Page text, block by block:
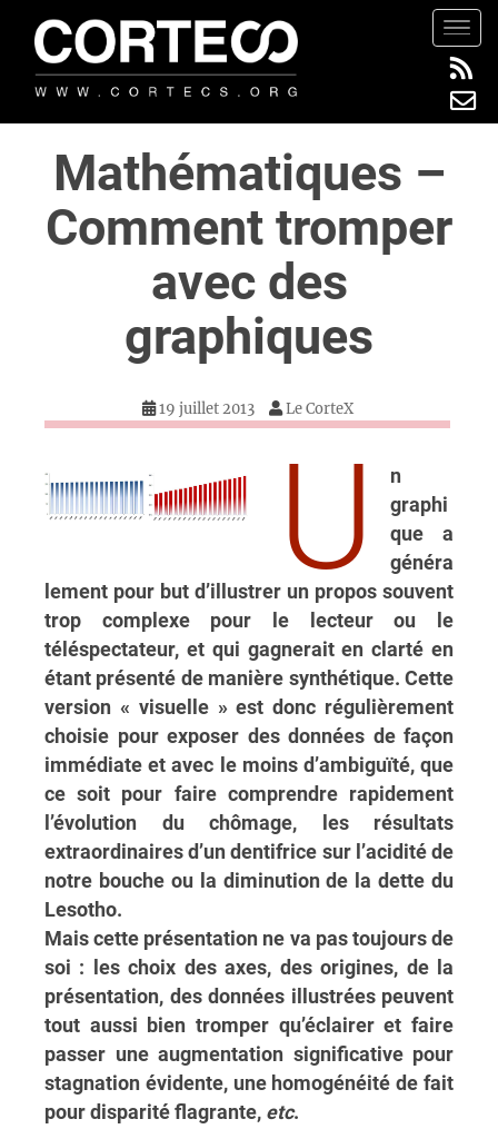
t
Mathématiques –
Comment tromper
avec des
graphiques
19 juillet 2013 Le CorteX
U
n
graphi
que a
généra
lement pour but d’illustrer un propos souvent
trop complexe pour le lecteur ou le
téléspectateur, et qui gagnerait en clarté en
étant présenté de manière synthétique. Cette
version « visuelle » est donc régulièrement
choisie pour exposer des données de façon
immédiate et avec le moins d’ambiguïté, que
ce soit pour faire comprendre rapidement
l’évolution du chômage, les résultats
extraordinaires d’un dentifrice sur l’acidité de
notre bouche ou la diminution de la dette du
Lesotho.
Mais cette présentation ne va pas toujours de
soi : les choix des axes, des origines, de la
présentation, des données illustrées peuvent
tout aussi bien tromper qu’éclairer et faire
passer une augmentation significative pour
stagnation évidente, une homogénéité de fait
pour disparité flagrante, etc.